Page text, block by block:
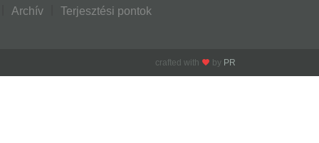
Archív Terjesztési pontok
crafted with by PR